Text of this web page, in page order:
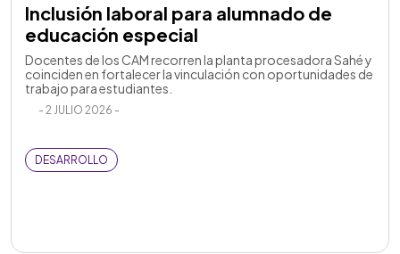
Inclusión laboral para alumnado de
educación especial
Docentes de los CAM recorren la planta procesadora Sahé y
coinciden en fortalecer la vinculación con oportunidades de
trabajo para estudiantes.
- 2 JULIO 2026 -
DESARROLLO